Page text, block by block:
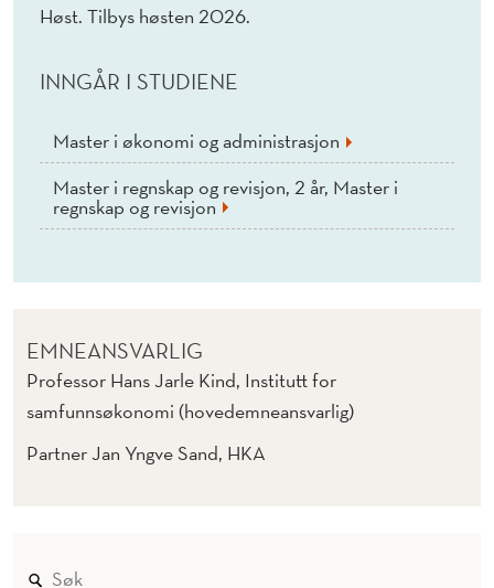
Høst. Tilbys høsten 2026.
INNGÅR I STUDIENE
Master i økonomi og administrasjon
Master i regnskap og revisjon, 2 år, Master i
regnskap og revisjon
EMNEANSVARLIG
Professor Hans Jarle Kind, Institutt for
samfunnsøkonomi (hovedemneansvarlig)
Partner Jan Yngve Sand, HKA